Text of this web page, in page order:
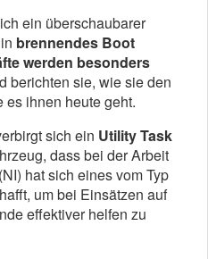
ein überschaubarer
brennendes Boot
werden besonders
berichten sie, wie sie den
ihnen heute geht.
sich ein Utility Task
dass bei der Arbeit
hat sich eines vom Typ
um bei Einsätzen auf
effektiver helfen zu